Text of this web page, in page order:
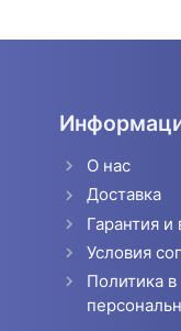
О нас
Доставка
Гарантия и
Условия
Политика